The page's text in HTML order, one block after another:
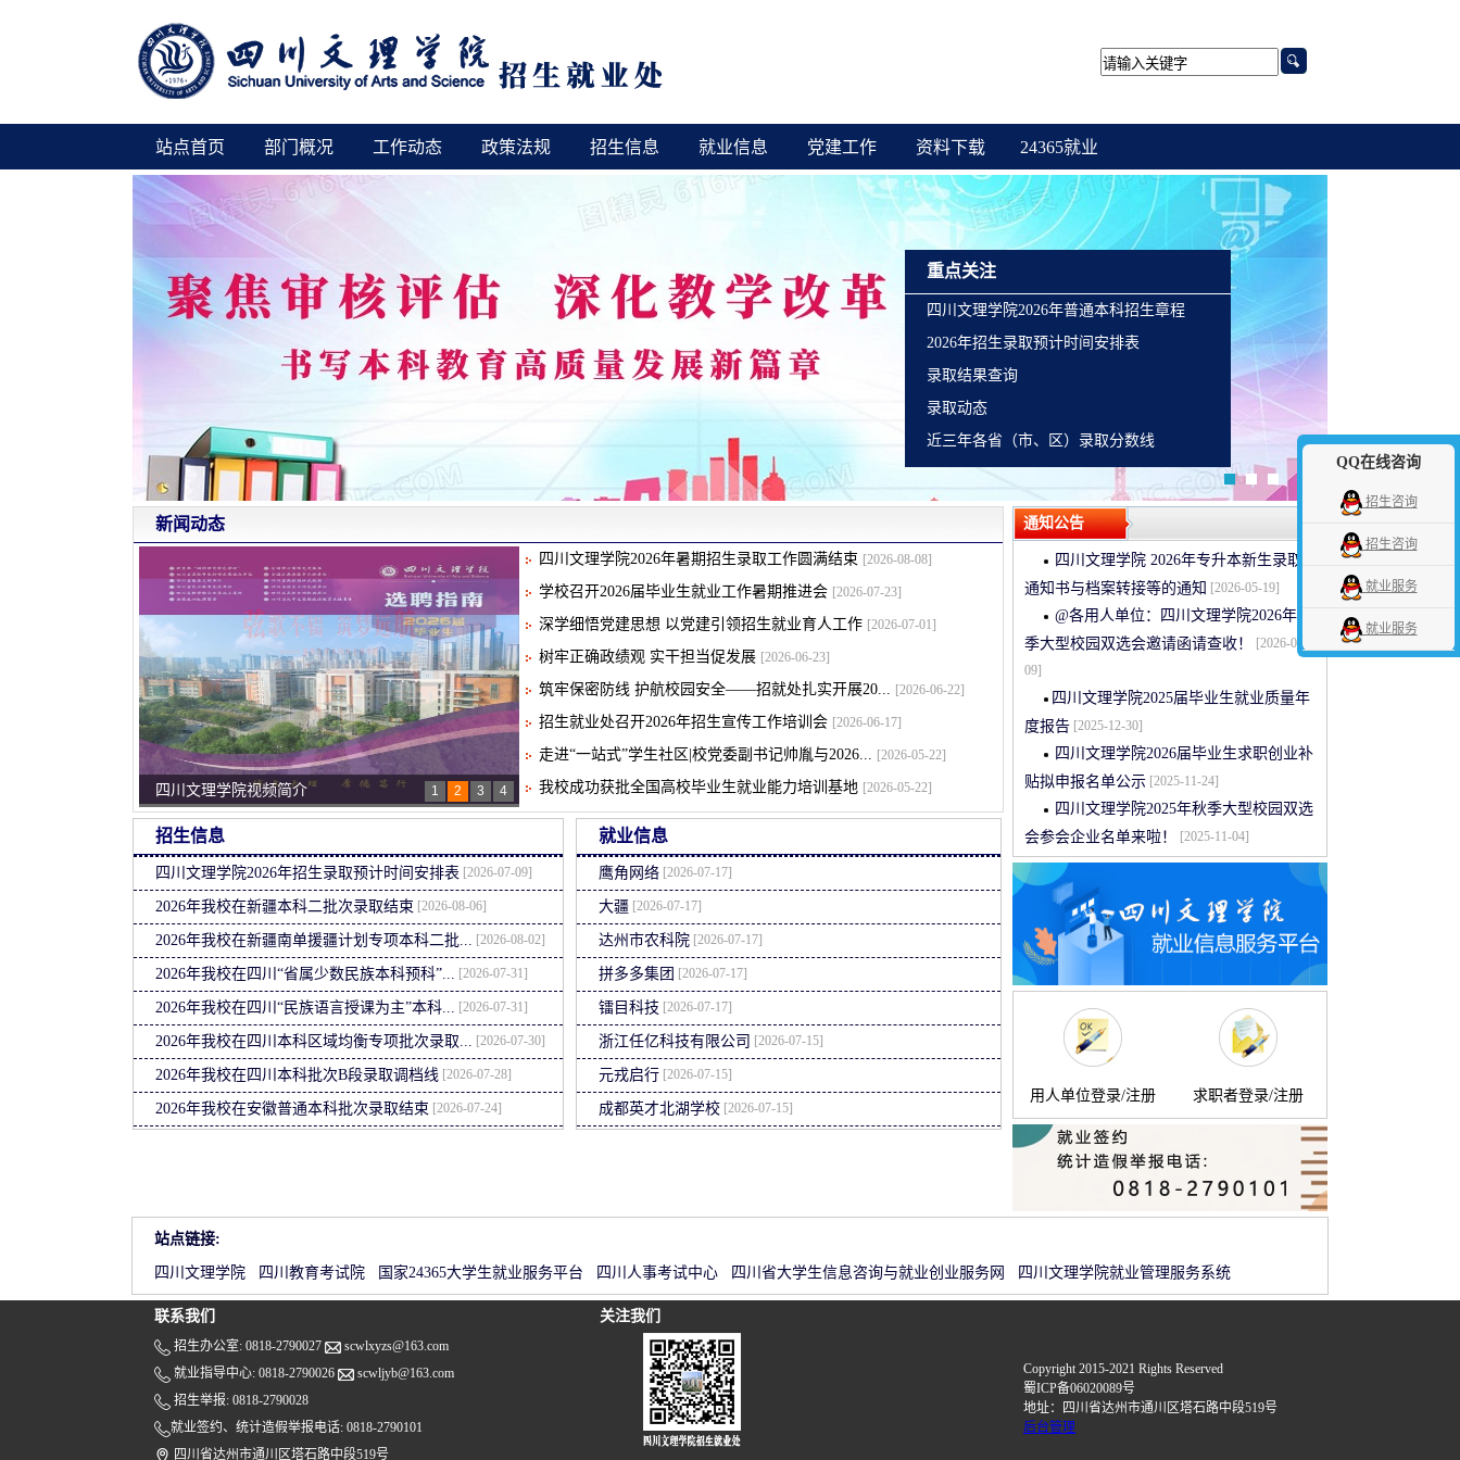
重点关注
四川文理学院2026年普通本科招生章程
2026年招生录取预计时间安排表
录取结果查询
录取动态
近三年各省（市、区）录取分数线
站点首页 部门概况 工作动态 政策法规 招生信息 就业信息 党建工作 资料下载 24365就业
新闻动态
四川文理学院视频简介
开展爱国卫生运动 招就支部在行动
招就处开展就业调研指导工作
1 2 3 4
四川文理学院2026年暑期招生录取工作圆满结束 [2026-08-08]
学校召开2026届毕业生就业工作暑期推进会 [2026-07-23]
深学细悟党建思想 以党建引领招生就业育人工作 [2026-07-01]
树牢正确政绩观 实干担当促发展 [2026-06-23]
筑牢保密防线 护航校园安全——招就处扎实开展20... [2026-06-22]
招生就业处召开2026年招生宣传工作培训会 [2026-06-17]
走进“一站式”学生社区|校党委副书记帅胤与2026... [2026-05-22]
我校成功获批全国高校毕业生就业能力培训基地 [2026-05-22]
招生信息
四川文理学院2026年招生录取预计时间安排表 [2026-07-09]
2026年我校在新疆本科二批次录取结束 [2026-08-06]
2026年我校在新疆南单援疆计划专项本科二批... [2026-08-02]
2026年我校在四川“省属少数民族本科预科”... [2026-07-31]
2026年我校在四川“民族语言授课为主”本科... [2026-07-31]
2026年我校在四川本科区域均衡专项批次录取... [2026-07-30]
2026年我校在四川本科批次B段录取调档线 [2026-07-28]
2026年我校在安徽普通本科批次录取结束 [2026-07-24]
就业信息
鹰角网络 [2026-07-17]
大疆 [2026-07-17]
达州市农科院 [2026-07-17]
拼多多集团 [2026-07-17]
镭目科技 [2026-07-17]
浙江任亿科技有限公司 [2026-07-15]
元戎启行 [2026-07-15]
成都英才北湖学校 [2026-07-15]
通知公告
四川文理学院 2026年专升本新生录取
通知书与档案转接等的通知 [2026-05-19]
@各用人单位：四川文理学院2026年春
季大型校园双选会邀请函请查收！
[2026-04-
09]
​四川文理学院2025届毕业生就业质量年
度报告 [2025-12-30]
四川文理学院2026届毕业生求职创业补
贴拟申报名单公示 [2025-11-24]
四川文理学院2025年秋季大型校园双选
会参会企业名单来啦！ [2025-11-04]
用人单位登录/注册 求职者登录/注册
站点链接:
四川文理学院 四川教育考试院 国家24365大学生就业服务平台 四川人事考试中心 四川省大学生信息咨询与就业创业服务网 四川文理学院就业管理服务系统
联系我们
招生办公室: 0818-2790027
scwlxyzs@163.com
就业指导中心: 0818-2790026
scwljyb@163.com
招生举报: 0818-2790028
就业签约、统计造假举报电话: 0818-2790101
四川省达州市通川区塔石路中段519号
关注我们
Copyright 2015-2021 Rights Reserved
蜀ICP备06020089号
地址：四川省达州市通川区塔石路中段519号
后台管理
QQ在线咨询
招生咨询
招生咨询
就业服务
就业服务